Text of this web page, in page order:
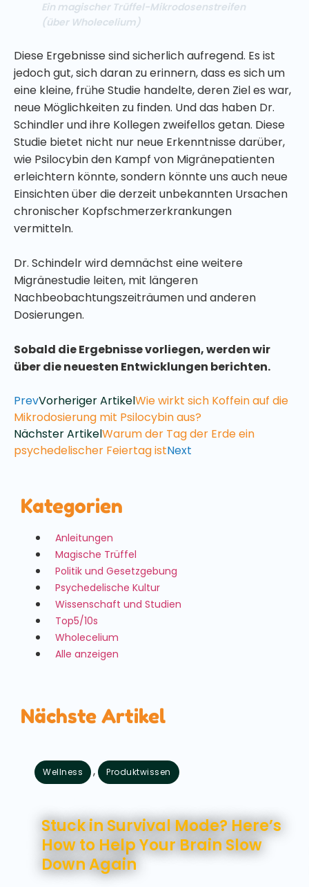
Ein magischer Trüffel-Mikrodosenstreifen
(über Wholecelium)
Diese Ergebnisse sind sicherlich aufregend. Es ist
jedoch gut, sich daran zu erinnern, dass es sich um
eine kleine, frühe Studie handelte, deren Ziel es war,
neue Möglichkeiten zu finden. Und das haben Dr.
Schindler und ihre Kollegen zweifellos getan. Diese
Studie bietet nicht nur neue Erkenntnisse darüber,
wie Psilocybin den Kampf von Migränepatienten
erleichtern könnte, sondern könnte uns auch neue
Einsichten über die derzeit unbekannten Ursachen
chronischer Kopfschmerzerkrankungen
vermitteln.
Dr. Schindelr wird demnächst eine weitere
Migränestudie leiten, mit längeren
Nachbeobachtungszeiträumen und anderen
Dosierungen.
Sobald die Ergebnisse vorliegen, werden wir
über die neuesten Entwicklungen berichten.
PrevVorheriger ArtikelWie wirkt sich Koffein auf die
Mikrodosierung mit Psilocybin aus?
Nächster ArtikelWarum der Tag der Erde ein
psychedelischer Feiertag istNext
Kategorien
Anleitungen
Magische Trüffel
Politik und Gesetzgebung
Psychedelische Kultur
Wissenschaft und Studien
Top5/10s
Wholecelium
Alle anzeigen
Nächste Artikel
Wellness , Produktwissen
Stuck in Survival Mode? Here’s
How to Help Your Brain Slow
Down Again